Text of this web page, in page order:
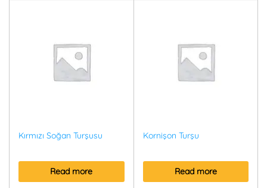
Kırmızı Soğan Turşusu
Read more
Kornişon Turşu
Read more